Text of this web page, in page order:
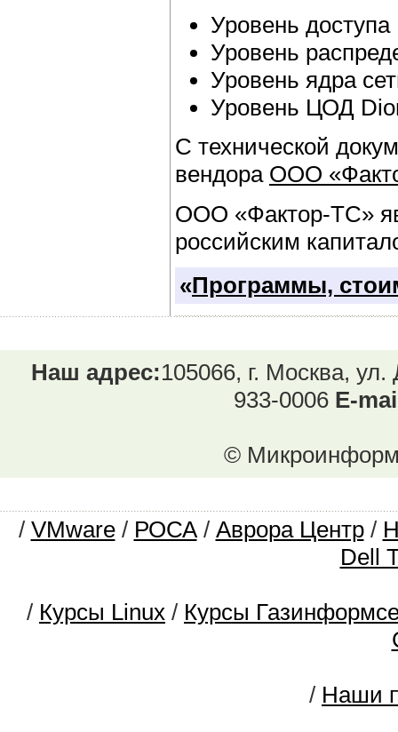
Уровень
Уровень
Уровень ядра
Уровень ЦОД
С технической
вендора ООО
ООО «Фактор-ТС»
российским
«Программы,
Наш адрес:105066, г. Москва,
933-0006 E-
©
/ VMware/ РОСА/ Аврора Центр/
Dell
/ Курсы Linux / Курсы
/ Наши